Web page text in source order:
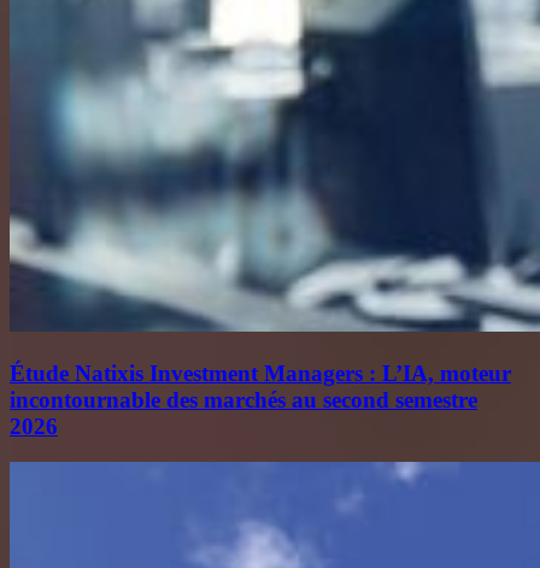
Étude Natixis Investment Managers : L’IA, moteur
incontournable des marchés au second semestre
2026